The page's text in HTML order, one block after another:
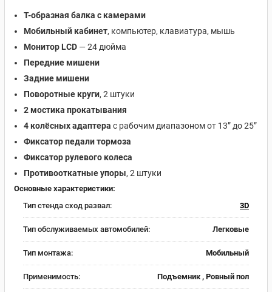
Т-образная балка с камерами
Мобильный кабинет, компьютер, клавиатура, мышь
Монитор LCD — 24 дюйма
Передние мишени
Задние мишени
Поворотные круги, 2 штуки
2 мостика прокатывания
4 колёсных адаптера с рабочим диапазоном от 13” до 25”
Фиксатор педали тормоза
Фиксатор рулевого колеса
Противооткатные упоры, 2 штуки
Основные характеристики:
Тип стенда сход развал:
3D
Тип обслуживаемых автомобилей: Легковые
Тип монтажа: Мобильный
Применимость: Подъемник , Ровный пол